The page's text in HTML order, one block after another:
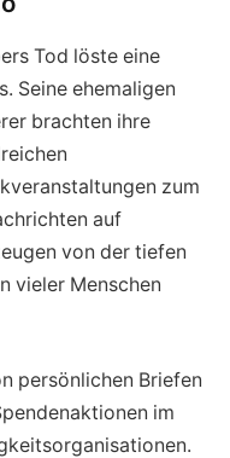
Tod löste eine
Seine ehemaligen
brachten ihre
zum
auf
von der tiefen
vieler Menschen
persönlichen Briefen
im